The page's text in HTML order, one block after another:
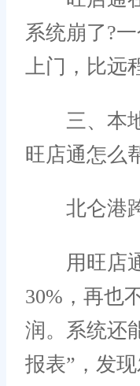
系统崩了?
上门，比远
三、本地
旺店通怎么
北仑港跨
用旺店通
30%，再也
润。系统还
报表”，发